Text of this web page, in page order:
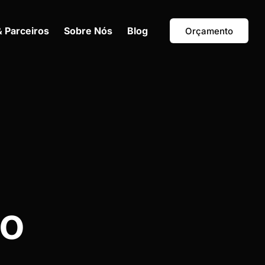
Parceiros Sobre Nós Blog Orçamento